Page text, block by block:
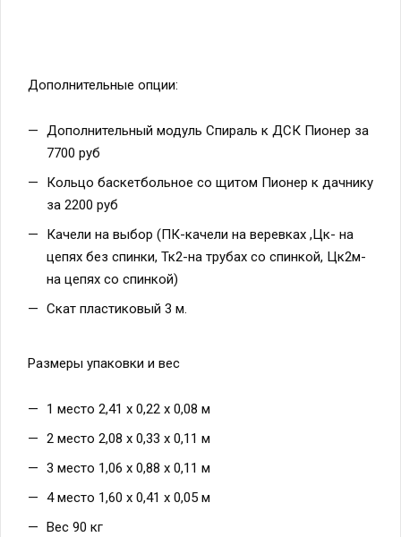
Дополнительные опции:
Дополнительный модуль Спираль к ДСК Пионер за
7700 руб
Кольцо баскетбольное со щитом Пионер к дачнику
за 2200 руб
Качели на выбор (ПК-качели на веревках ,Цк- на
цепях без спинки, Тк2-на трубах со спинкой, Цк2м-
на цепях со спинкой)
Скат пластиковый 3 м.
Размеры упаковки и вес
1 место 2,41 х 0,22 х 0,08 м
2 место 2,08 х 0,33 х 0,11 м
3 место 1,06 х 0,88 х 0,11 м
4 место 1,60 х 0,41 х 0,05 м
Вес 90 кг